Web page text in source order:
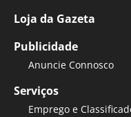
Loja da Gazeta
Publicidade
Anuncie Connosco
Serviços
Emprego e